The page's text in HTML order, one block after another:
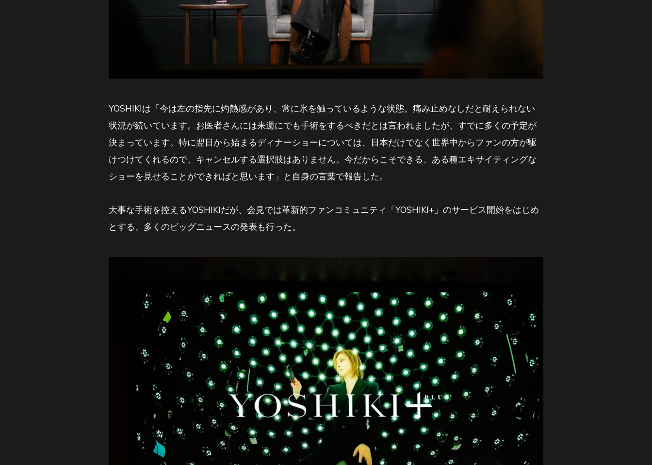
YOSHIKIは「今は左の指先に灼熱感があり、常に氷を触っているような状態。痛み止めなしだと耐えられない
状況が続いています。お医者さんには来週にでも手術をするべきだとは言われましたが、すでに多くの予定が
決まっています。特に翌日から始まるディナーショーについては、日本だけでなく世界中からファンの方が駆
けつけてくれるので、キャンセルする選択肢はありません。今だからこそできる、ある種エキサイティングな
ショーを見せることができればと思います」と自身の言葉で報告した。
大事な手術を控えるYOSHIKIだが、会見では革新的ファンコミュニティ「YOSHIKI+」のサービス開始をはじめ
とする、多くのビッグニュースの発表も行った。